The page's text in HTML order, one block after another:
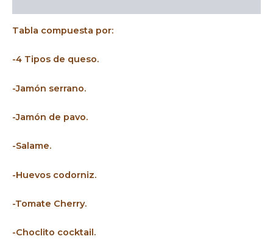
Tabla compuesta por:
-4 Tipos de queso.
-Jamón serrano.
-Jamón de pavo.
-Salame.
-Huevos codorniz.
-Tomate Cherry.
-Choclito cocktail.